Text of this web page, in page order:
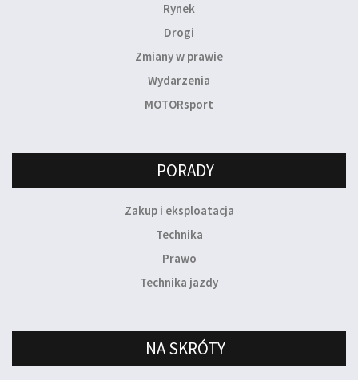
Rynek
Drogi
Zmiany w prawie
Wydarzenia
MOTORsport
PORADY
Zakup i eksploatacja
Technika
Prawo
Technika jazdy
NA SKRÓTY